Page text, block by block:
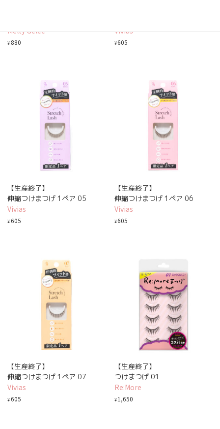
Melty Gelee
¥ 880
Vivias
¥605
【生産終了】
伸縮つけまつげ 1ペア 05
Vivias
¥605
【生産終了】
伸縮つけまつげ 1ペア 06
Vivias
¥605
【生産終了】
伸縮つけまつげ 1ペア 07
Vivias
¥605
【生産終了】
つけまつげ 01
Re:More
¥1,650